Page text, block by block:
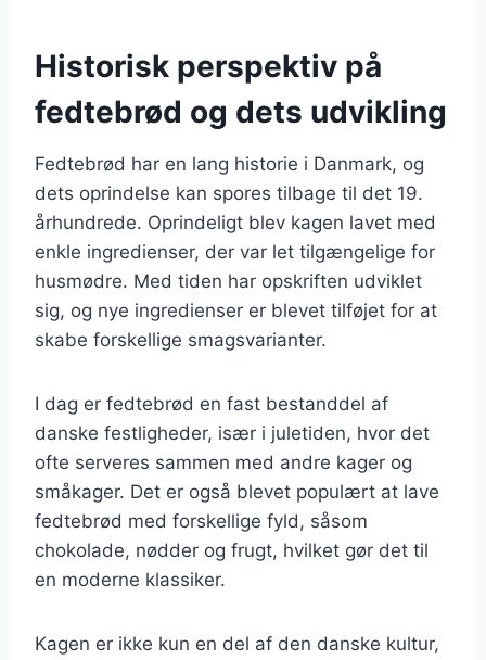
Historisk perspektiv på
fedtebrød og dets udvikling
Fedtebrød har en lang historie i Danmark, og
dets oprindelse kan spores tilbage til det 19.
århundrede. Oprindeligt blev kagen lavet med
enkle ingredienser, der var let tilgængelige for
husmødre. Med tiden har opskriften udviklet
sig, og nye ingredienser er blevet tilføjet for at
skabe forskellige smagsvarianter.
I dag er fedtebrød en fast bestanddel af
danske festligheder, især i juletiden, hvor det
ofte serveres sammen med andre kager og
småkager. Det er også blevet populært at lave
fedtebrød med forskellige fyld, såsom
chokolade, nødder og frugt, hvilket gør det til
en moderne klassiker.
Kagen er ikke kun en del af den danske kultur,